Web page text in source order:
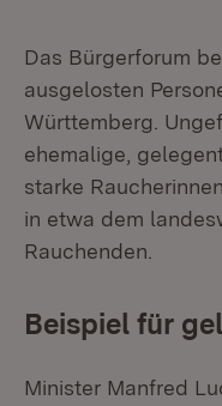
Das Bürgerforum
ausgelosten
Württemberg.
ehemalige,
starke
in etwa dem
Rauchenden.
Beispiel für
Minister Manfred